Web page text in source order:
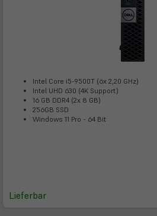
Intel Core i5-9500T (6x 2,20 GHz)
Intel UHD 630 (4K Support)
16 GB DDR4 (2x 8 GB)
256GB SSD
Windows 11 Pro - 64 Bit
Lieferbar